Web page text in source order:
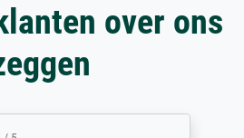
over ons